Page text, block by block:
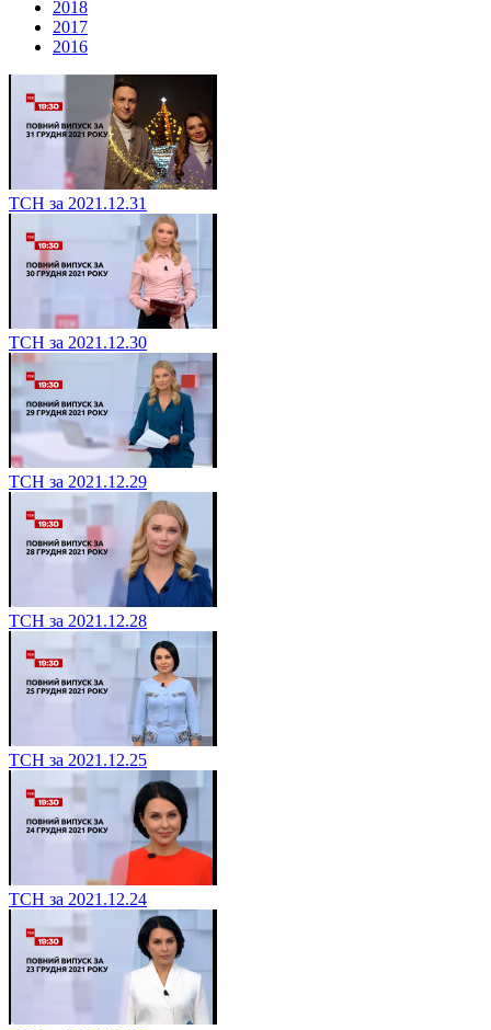
2018
2017
2016
ТСН за 2021.12.31
ТСН за 2021.12.30
ТСН за 2021.12.29
ТСН за 2021.12.28
ТСН за 2021.12.25
ТСН за 2021.12.24